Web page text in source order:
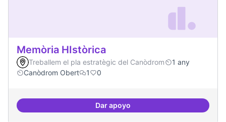
Memòria HIstòrica
Treballem el pla estratègic del Canòdrom
1 any
Canòdrom Obert
1 0
Dar apoyoMemòria HIstòrica